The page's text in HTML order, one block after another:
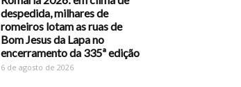
despedida, milhares de
romeiros lotam as ruas de
Bom Jesus da Lapa no
encerramento da 335ª edição
6 de agosto de 2026